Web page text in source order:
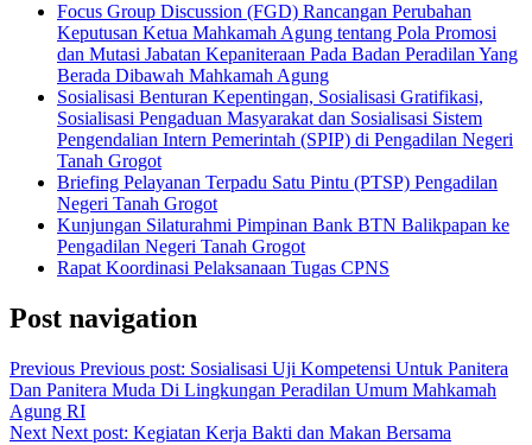
Focus Group Discussion (FGD) Rancangan Perubahan
Keputusan Ketua Mahkamah Agung tentang Pola Promosi
dan Mutasi Jabatan Kepaniteraan Pada Badan Peradilan Yang
Berada Dibawah Mahkamah Agung
Sosialisasi Benturan Kepentingan, Sosialisasi Gratifikasi,
Sosialisasi Pengaduan Masyarakat dan Sosialisasi Sistem
Pengendalian Intern Pemerintah (SPIP) di Pengadilan Negeri
Tanah Grogot
Briefing Pelayanan Terpadu Satu Pintu (PTSP) Pengadilan
Negeri Tanah Grogot
Kunjungan Silaturahmi Pimpinan Bank BTN Balikpapan ke
Pengadilan Negeri Tanah Grogot
Rapat Koordinasi Pelaksanaan Tugas CPNS
Post navigation
Previous Previous post: Sosialisasi Uji Kompetensi Untuk Panitera
Dan Panitera Muda Di Lingkungan Peradilan Umum Mahkamah
Agung RI
Next Next post: Kegiatan Kerja Bakti dan Makan Bersama